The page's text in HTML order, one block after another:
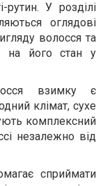
У розділі
оглядові
волосся та
на його стан у
взимку є
клімат, сухе
комплексний
незалежно від
сприймати